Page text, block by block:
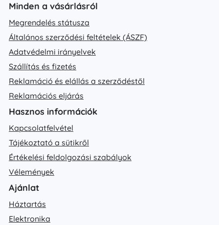
Minden a vásárlásról
Megrendelés státusza
Általános szerződési feltételek (ÁSZF)
Adatvédelmi irányelvek
Szállítás és fizetés
Reklamáció és elállás a szerződéstől
Reklamációs eljárás
Hasznos információk
Kapcsolatfelvétel
Tájékoztató a sütikről
Értékelési feldolgozási szabályok
Vélemények
Ajánlat
Háztartás
Elektronika